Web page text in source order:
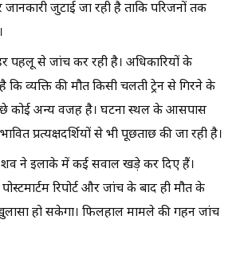
जुटाई जा रही है ताकि परिजनों तक
पहलू से जांच कर रही है। अधिकारियों के
कि व्यक्ति की मौत किसी चलती ट्रेन से गिरने के
कोई अन्य वजह है। घटना स्थल के आसपास
प्रत्यक्षदर्शियों से भी पूछताछ की जा रही है।
ने इलाके में कई सवाल खड़े कर दिए हैं।
रिपोर्ट और जांच के बाद ही मौत के
हो सकेगा। फिलहाल मामले की गहन जांच